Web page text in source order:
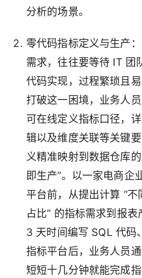
分析的场景。
零代码指标定义与生产
需求，往往要等待 IT 团
代码实现，过程繁琐且
打破这一困境，业务人
可在线定义指标口径，
辑以及维度关联等关键
义精准映射到数据仓库
即生产”。以一家电商企
平台前，从提出计算 “
占比” 的指标需求到报
3 天时间编写 SQL 代码
指标平台后，业务人员
短短十几分钟就能完成